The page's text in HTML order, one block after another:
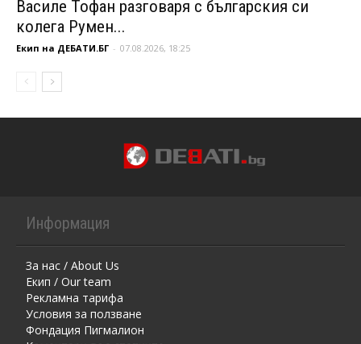
Василе Тофан разговаря с българския си
колега Румен...
Екип на ДЕБАТИ.БГ - 07.08.2026, 18:25
Информация
За нас / About Us
Екип / Our team
Рекламна тарифа
Условия за ползване
Фондация Пигмалион